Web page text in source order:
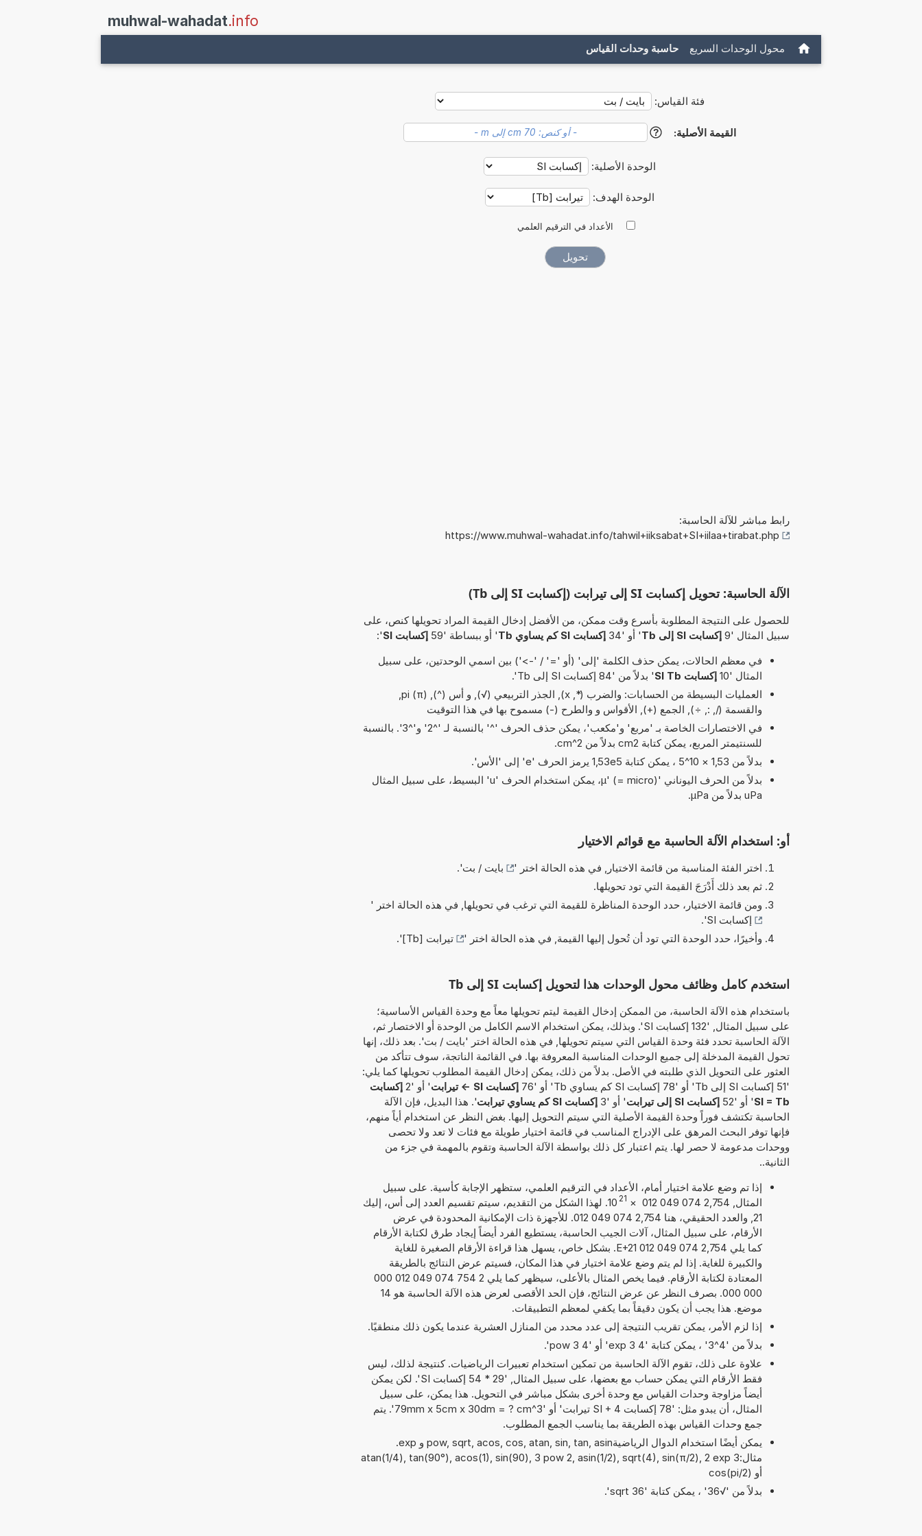
muhwal-wahadat.info
محول الوحدات السريع حاسبة وحدات القياس
فئة القياس:
القيمة الأصلية: ?
الوحدة الأصلية:
الوحدة الهدف:
الأعداد في الترقيم العلمي
رابط مباشر للآلة الحاسبة:
https://www.muhwal-wahadat.info/tahwil+iiksabat+SI+iilaa+tirabat.php
الآلة الحاسبة: تحويل إكسابت SI إلى تيرابت (إكسابت SI إلى Tb)
للحصول على النتيجة المطلوبة بأسرع وقت ممكن، من الأفضل إدخال القيمة المراد تحويلها كنص، على
سبيل المثال '9
إكسابت SI إلى Tb ' أو '34 إكسابت SI كم يساوي Tb ' أو ببساطة '59 إكسابت SI
':
في معظم الحالات، يمكن حذف الكلمة 'إلى' (أو '=' / '->') بين اسمي الوحدتين، على سبيل
المثال '10
إكسابت SI Tb
' بدلاً من '84 إكسابت SI إلى Tb'.
والقسمة (/, :, ÷), الجمع (+), الأقواس و والطرح (-) مسموح بها في هذا التوقيت
في الاختصارات الخاصة بـ 'مربع' و'مكعب'، يمكن حذف الحرف '^' بالنسبة لـ '^2' و'^3'. بالنسبة
للسنتيمتر المربع، يمكن كتابة cm2 بدلاً من cm^2.
بدلاً من 1,53 × 10^5 ، يمكن كتابة 1,53e5 يرمز الحرف 'e' إلى 'الأس'.
بدلاً من الحرف اليوناني 'µ' (= micro)، يمكن استخدام الحرف 'u' البسيط، على سبيل المثال
uPa بدلاً من µPa.
أو: استخدام الآلة الحاسبة مع قوائم الاختيار
اختر الفئة المناسبة من قائمة الاختيار, في هذه الحالة اختر ' بايت / بت'.
ثم بعد ذلك أَدْرَجَ القيمة التي تود تحويلها.
ومن قائمة الاختيار، حدد الوحدة المناظرة للقيمة التي ترغب في تحويلها, في هذه الحالة اختر '
إكسابت SI
'.
وأخيرًا، حدد الوحدة التي تود أن تُحول إليها القيمة, في هذه الحالة اختر '
تيرابت [Tb] '.
استخدم كامل وظائف محول الوحدات هذا لتحويل إكسابت SI إلى Tb
باستخدام هذه الآلة الحاسبة، من الممكن إدخال القيمة ليتم تحويلها معاً مع وحدة القياس الأساسية؛
على سبيل المثال, '132 إكسابت SI'. وبذلك، يمكن استخدام الاسم الكامل من الوحدة أو الاختصار ثم،
الآلة الحاسبة تحدد فئة وحدة القياس التي سيتم تحويلها, في هذه الحالة اختر 'بايت / بت'. بعد ذلك، إنها
تحول القيمة المدخلة إلى جميع الوحدات المناسبة المعروفة بها. في القائمة الناتجة، سوف تتأكد من
العثور على التحويل الذي طلبته في الأصل. بدلاً من ذلك، يمكن إدخال القيمة المطلوب تحويلها كما يلي:
'51 إكسابت SI إلى Tb' أو '78 إكسابت SI كم يساوي Tb' أو '76
إكسابت SI -> تيرابت ' أو '2
إكسابت
SI = Tb' أو '52 إكسابت SI إلى تيرابت ' أو '3 إكسابت SI كم يساوي تيرابت
'. هذا البديل، فإن الآلة
الحاسبة تكتشف فوراً وحدة القيمة الأصلية التي سيتم التحويل إليها. بغض النظر عن استخدام أياً منهم،
فإنها توفر البحث المرهق على الإدراج المناسب في قائمة اختيار طويلة مع فئات لا تعد ولا تحصى
ووحدات مدعومة لا حصر لها. يتم اعتبار كل ذلك بواسطة الآلة الحاسبة وتقوم بالمهمة في جزء من
الثانية..
إذا تم وضع علامة اختيار أمام، الأعداد في الترقيم العلمي، ستظهر الإجابة كأسية. على سبيل
المثال, 2,754 074 049 012
×
10 21
. لهذا الشكل من التقديم، سيتم تقسيم العدد إلى أس، إليك
21, والعدد الحقيقي، هنا 2,754 074 049 012. للأجهزة ذات الإمكانية المحدودة في عرض
الأرقام، على سبيل المثال، آلات الجيب الحاسبة، يستطيع الفرد أيضاً إيجاد طرق لكتابة الأرقام
كما يلي 2,754 074 049 012 E+21. بشكل خاص، يسهل هذا قراءة الأرقام الصغيرة للغاية
والكبيرة للغاية. إذا لم يتم وضع علامة اختيار في هذا المكان، فسيتم عرض النتائج بالطريقة
المعتادة لكتابة الأرقام. فيما يخص المثال بالأعلى، سيظهر كما يلي 2 754 074 049 012 000
000 000. بصرف النظر عن عرض النتائج، فإن الحد الأقصى لعرض هذه الآلة الحاسبة هو 14
موضع. هذا يجب أن يكون دقيقاً بما يكفي لمعظم التطبيقات.
إذا لزم الأمر، يمكن تقريب النتيجة إلى عدد محدد من المنازل العشرية عندما يكون ذلك منطقيًا.
بدلاً من '4^3' ، يمكن كتابة '4 exp 3' أو '4 pow 3'.
علاوة على ذلك، تقوم الآلة الحاسبة من تمكين استخدام تعبيرات الرياضيات. كنتيجة لذلك، ليس
فقط الأرقام التي يمكن حساب مع بعضها، على سبيل المثال, '29 * 54 إكسابت SI'. لكن يمكن
أيضاً مزاوجة وحدات القياس مع وحدة أخرى بشكل مباشر في التحويل. هذا يمكن، على سبيل
المثال، أن يبدو مثل: '78 إكسابت SI + 4 تيرابت' أو '79mm x 5cm x 30dm = ? cm^3'. يتم
جمع وحدات القياس بهذه الطريقة بما يناسب الجمع المطلوب.
يمكن أيضًا استخدام الدوال الرياضيةpow, sqrt, acos, cos, atan, sin, tan, asin و exp.
مثال:atan(1/4), tan(90°), acos(1), sin(90), 3 pow 2, asin(1/2), sqrt(4), sin(π/2), 2 exp 3
أو cos(pi/2)
بدلاً من '√36' ، يمكن كتابة 'sqrt 36'.